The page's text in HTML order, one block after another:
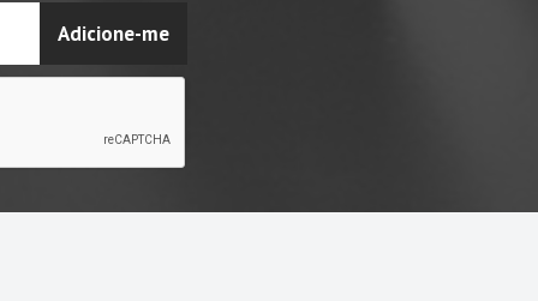
Adicione-me